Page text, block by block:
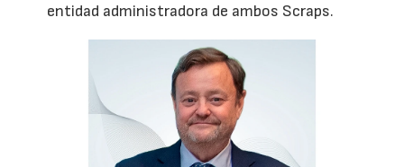
entidad administradora de ambos Scraps.